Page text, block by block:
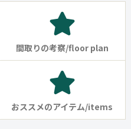
間取りの考察/floor plan
おススメのアイテム/items